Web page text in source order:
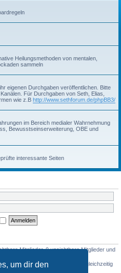
um dir den
Heilungsmethoden von mentalen,
sammeln
eigenen Durchgaben veröffentlichen. Bitte
Für Durchgaben von Seth, Elias,
wie z.B http://www.sethforum.de/phpBB3/
im Bereich medialer Wahrnehmung
Bewusstseinserweiterung, OBE und
interessante Seiten
Mitglieder, 0 unsichtbare Mitglieder und
die am Mo 3. Aug 2026, 06:30 gleichzeitig